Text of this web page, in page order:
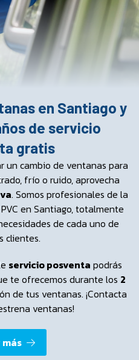
en Santiago y
de servicio
gratis
un cambio de ventanas para
frío o ruido, aprovecha
. Somos profesionales de la
en Santiago, totalmente
de cada uno de
clientes.
servicio posventa podrás
te ofrecemos durante los 2
de tus ventanas. ¡Contacta
ventanas!